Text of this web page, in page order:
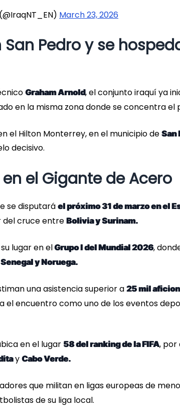
March 23, 2026
San Pedro y se
Graham Arnold, el conjunto iraquí ya
en la misma zona donde se concentra el
el Hilton Monterrey, en el municipio deSan
decisivo.
el Gigante de Acero
se disputaráel próximo 31 de marzo en el
cruce entre Bolivia y Surinam.
lugar en elGrupo I del Mundial 2026,
y Noruega.
una asistencia superior a25 mil
el encuentro como uno de los eventos
en el lugar 58 del ranking de la FIFA, por
y Cabo Verde.
que militan en ligas europeas de
de su liga local.